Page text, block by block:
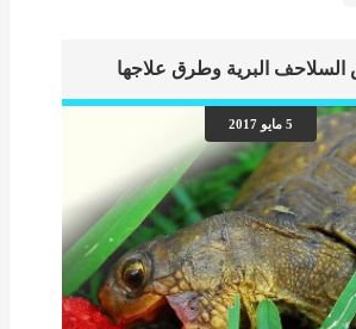
السلاحف البرية وطرق علاجها
5 مايو 2017